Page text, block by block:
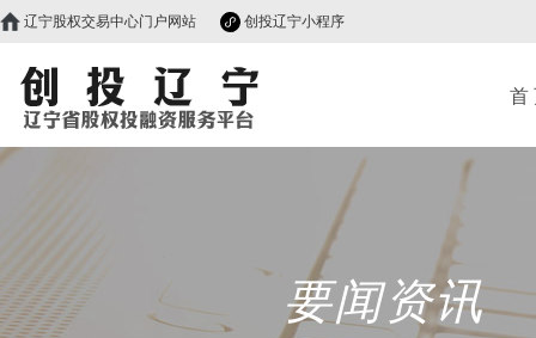
辽宁股权交易中心门户网站 创投辽宁小程序
首
要闻资讯